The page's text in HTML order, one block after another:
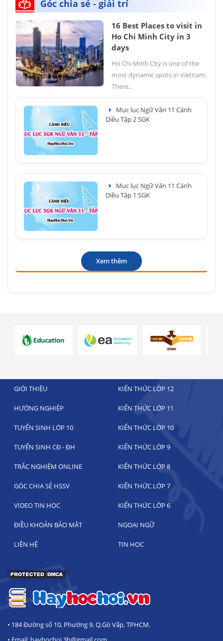
Góc chia sẻ - giải trí
16 Best Places to visit in
Ho Chi Minh City in 3
days
Ho Chi Minh City is one of the
most dynamic spots in Vietnam.
There...
Mục lục Ngữ Văn 11 Cánh
Diều Tập 2 SGK
Mục lục Ngữ Văn 11 Cánh
Diều Tập 1 SGK
Xem thêm
GIỚI THIỆU KIẾN THỨC LỚP 12
HƯỚNG NGHIỆP KIẾN THỨC LỚP 11
TUYỂN SINH LỚP 10 KIẾN THỨC LỚP 10
TUYỂN SINH CĐ - ĐH KIẾN THỨC LỚP 9
TRẮC NGHIỆM ONLINE KIẾN THỨC LỚP 8
GÓC CHIA SẺ HSSV KIẾN THỨC LỚP 7
VIDEO TIN HỌC KIẾN THỨC LỚP 6
ĐIỀU KHOẢN BẢO MẬT NGOẠI NGỮ
LIÊN HỆ TIN HỌC
• 184 Đường số 10, Phường 9, Q.Gò Vấp, TPHCM.